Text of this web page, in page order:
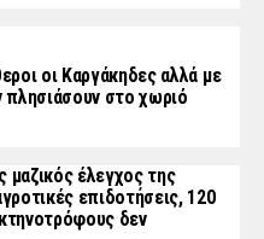
οι Καργάκηδες αλλά με
πλησιάσουν στο χωριό
έλεγχος της
επιδοτήσεις, 120
δεν